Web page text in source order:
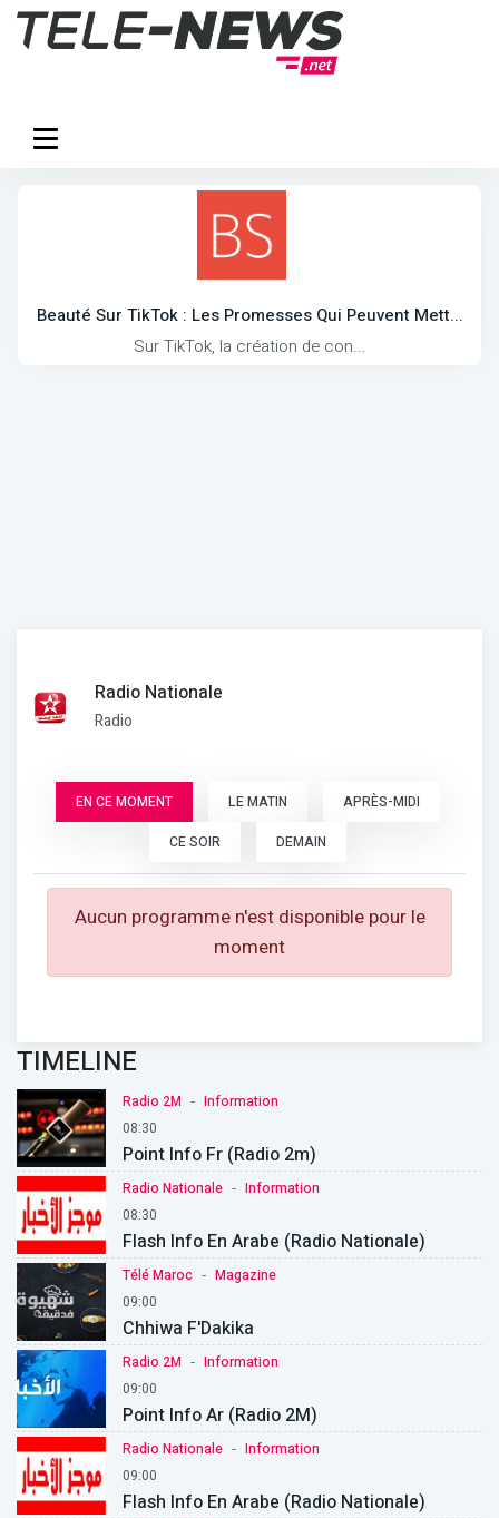
Beauté Sur TikTok : Les Promesses Qui Peuvent Mett...
Sur TikTok, la création de con...
Radio Nationale
Radio
EN CE MOMENT LE MATIN
APRÈS-MIDI
CE SOIR
DEMAIN
Aucun programme n'est disponible pour le
moment
TIMELINE
Radio 2M - Information
08:30
Point Info Fr (Radio 2m)
Radio Nationale - Information
08:30
Flash Info En Arabe (Radio Nationale)
Télé Maroc - Magazine
09:00
Chhiwa F'Dakika
Radio 2M - Information
09:00
Point Info Ar (Radio 2M)
Radio Nationale - Information
09:00
Flash Info En Arabe (Radio Nationale)